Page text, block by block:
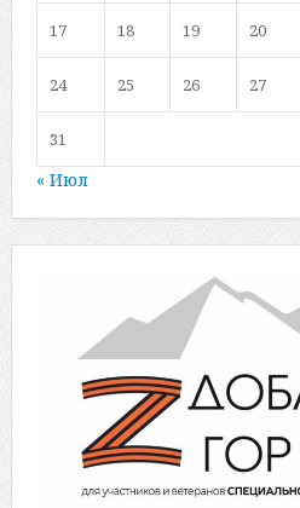
17 18 19 20
24 25 26 27
31
« Июл